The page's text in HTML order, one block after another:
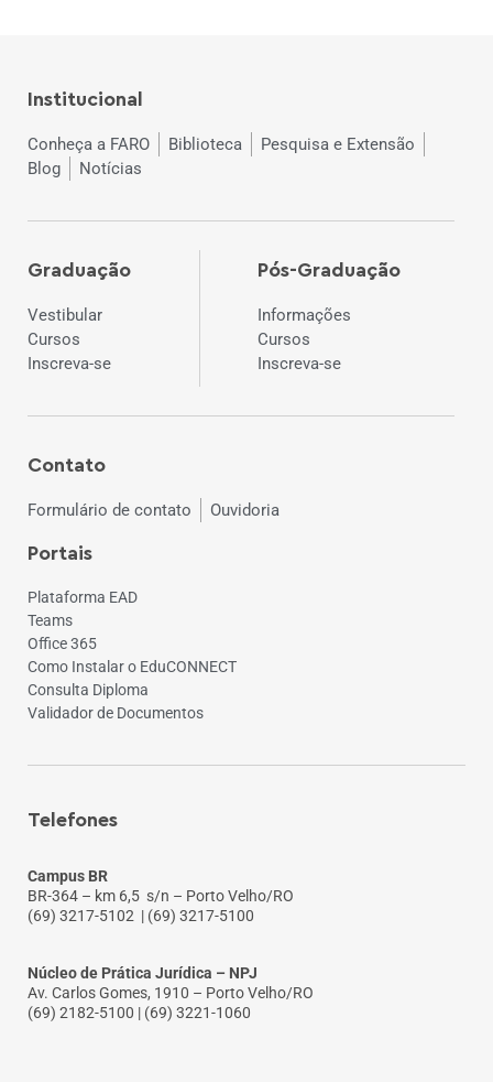
Institucional
Conheça a FARO Biblioteca
Pesquisa e Extensão
Blog
Notícias
Graduação
Vestibular
Cursos
Inscreva-se
Pós-Graduação
Informações
Cursos
Inscreva-se
Contato
Formulário de contato Ouvidoria
Portais
Plataforma EAD
Teams
Office 365
Como Instalar o EduCONNECT
Consulta Diploma
Validador de Documentos
Telefones
Campus BR
BR-364 – km 6,5 s/n – Porto Velho/RO
(69) 3217-5102 | (69) 3217-5100
Núcleo de Prática Jurídica – NPJ
Av. Carlos Gomes, 1910 – Porto Velho/RO
(69) 2182-5100 | (69) 3221-1060